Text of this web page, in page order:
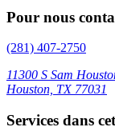
Pour nous
(281) 407-2750
11300 S Sam
Houston, TX 77031
Services dans